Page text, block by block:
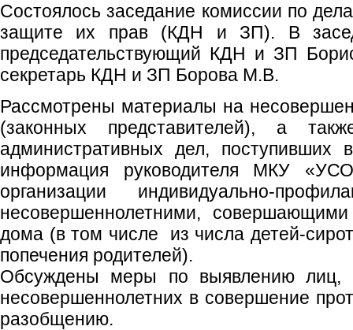
Состоялось заседание комиссии по
защите их прав (КДН и ЗП). В
председательствующий КДН и ЗП
секретарь КДН и ЗП Борова М.В.
Рассмотрены материалы на
(законных представителей), а
административных дел,
информация руководителя МКУ
организации
несовершеннолетними,
дома (в том числе из числа
попечения родителей).
Обсуждены меры по выявлению лиц,
несовершеннолетних в совершение
разобщению.